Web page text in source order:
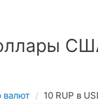
валют
10 RUP в